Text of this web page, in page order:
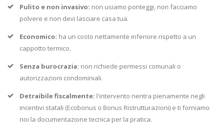
Pulito e non invasivo: non usiamo ponteggi, non facciamo
polvere e non devi lasciare casa tua.
Economico: ha un costo nettamente inferiore rispetto a un
cappotto termico.
Senza burocrazia: non richiede permessi comunali o
autorizzazioni condominiali.
Detraibile fiscalmente: l'intervento rientra pienamente negli
incentivi statali (Ecobonus o Bonus Ristrutturazioni) e ti forniamo
noi la documentazione tecnica per la pratica.